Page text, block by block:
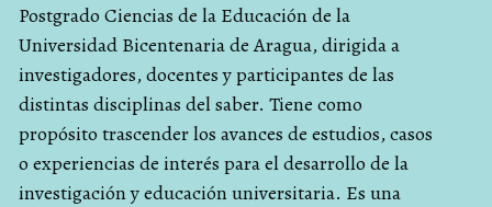
Postgrado Ciencias de la Educación de la
Universidad Bicentenaria de Aragua, dirigida a
investigadores, docentes y participantes de las
distintas disciplinas del saber. Tiene como
propósito trascender los avances de estudios, casos
o experiencias de interés para el desarrollo de la
investigación y educación universitaria. Es una